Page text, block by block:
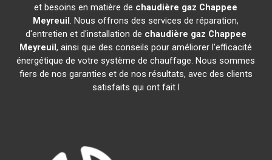
et besoins en matière de chaudière gaz Chappee
Meyreuil. Nous offrons des services de réparation,
d'entretien et d'installation de chaudière gaz Chappee
Meyreuil, ainsi que des conseils pour améliorer l'efficacité
énergétique de votre système de chauffage. Nous sommes
fiers de nos garanties et de nos résultats, avec des clients
satisfaits qui ont fait l